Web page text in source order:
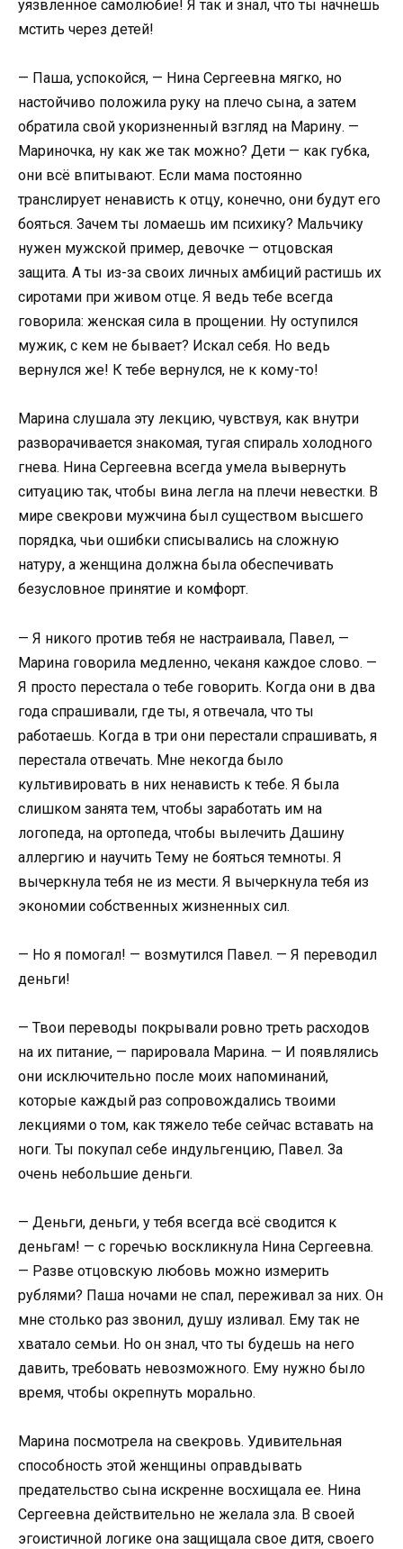
уязвленное самолюбие! Я так и знал, что ты начнешь
мстить через детей!
— Паша, успокойся, — Нина Сергеевна мягко, но
настойчиво положила руку на плечо сына, а затем
обратила свой укоризненный взгляд на Марину. —
Мариночка, ну как же так можно? Дети — как губка,
они всё впитывают. Если мама постоянно
транслирует ненависть к отцу, конечно, они будут его
бояться. Зачем ты ломаешь им психику? Мальчику
нужен мужской пример, девочке — отцовская
защита. А ты из-за своих личных амбиций растишь их
сиротами при живом отце. Я ведь тебе всегда
говорила: женская сила в прощении. Ну оступился
мужик, с кем не бывает? Искал себя. Но ведь
вернулся же! К тебе вернулся, не к кому-то!
Марина слушала эту лекцию, чувствуя, как внутри
разворачивается знакомая, тугая спираль холодного
гнева. Нина Сергеевна всегда умела вывернуть
ситуацию так, чтобы вина легла на плечи невестки. В
мире свекрови мужчина был существом высшего
порядка, чьи ошибки списывались на сложную
натуру, а женщина должна была обеспечивать
безусловное принятие и комфорт.
— Я никого против тебя не настраивала, Павел, —
Марина говорила медленно, чеканя каждое слово. —
Я просто перестала о тебе говорить. Когда они в два
года спрашивали, где ты, я отвечала, что ты
работаешь. Когда в три они перестали спрашивать, я
перестала отвечать. Мне некогда было
культивировать в них ненависть к тебе. Я была
слишком занята тем, чтобы заработать им на
логопеда, на ортопеда, чтобы вылечить Дашину
аллергию и научить Тему не бояться темноты. Я
вычеркнула тебя не из мести. Я вычеркнула тебя из
экономии собственных жизненных сил.
— Но я помогал! — возмутился Павел. — Я переводил
деньги!
— Твои переводы покрывали ровно треть расходов
на их питание, — парировала Марина. — И появлялись
они исключительно после моих напоминаний,
которые каждый раз сопровождались твоими
лекциями о том, как тяжело тебе сейчас вставать на
ноги. Ты покупал себе индульгенцию, Павел. За
очень небольшие деньги.
— Деньги, деньги, у тебя всегда всё сводится к
деньгам! — с горечью воскликнула Нина Сергеевна.
— Разве отцовскую любовь можно измерить
рублями? Паша ночами не спал, переживал за них. Он
мне столько раз звонил, душу изливал. Ему так не
хватало семьи. Но он знал, что ты будешь на него
давить, требовать невозможного. Ему нужно было
время, чтобы окрепнуть морально.
Марина посмотрела на свекровь. Удивительная
способность этой женщины оправдывать
предательство сына искренне восхищала ее. Нина
Сергеевна действительно не желала зла. В своей
эгоистичной логике она защищала свое дитя, своего